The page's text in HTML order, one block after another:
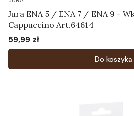
Jura ENA 5 / ENA 7 / ENA 9 -
Cappuccino Art.64614
Cena
59,99 zł
Do koszyka